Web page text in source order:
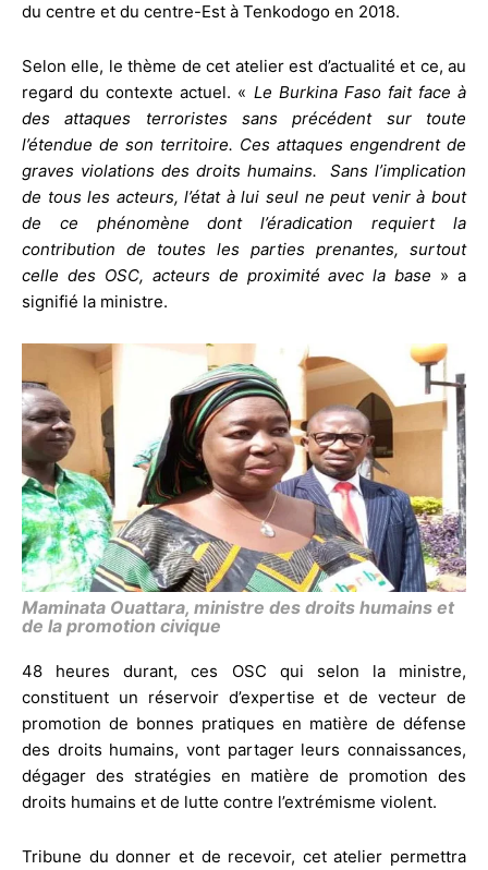
du centre et du centre-Est à Tenkodogo en 2018.
Selon elle, le thème de cet atelier est d’actualité et ce, au
regard du contexte actuel. « Le Burkina Faso fait face à
des attaques terroristes sans précédent sur toute
l’étendue de son territoire. Ces attaques engendrent de
graves violations des droits humains. Sans l’implication
de tous les acteurs, l’état à lui seul ne peut venir à bout
de ce phénomène dont l’éradication requiert la
contribution de toutes les parties prenantes, surtout
celle des OSC, acteurs de proximité avec la base » a
signifié la ministre.
Maminata Ouattara, ministre des droits humains et
de la promotion civique
48 heures durant, ces OSC qui selon la ministre,
constituent un réservoir d’expertise et de vecteur de
promotion de bonnes pratiques en matière de défense
des droits humains, vont partager leurs connaissances,
dégager des stratégies en matière de promotion des
droits humains et de lutte contre l’extrémisme violent.
Tribune du donner et de recevoir, cet atelier permettra